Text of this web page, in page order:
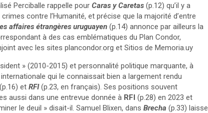
Perciballe rappelle pour Caras y Caretas (p.12) qu’il y a
contre l’Humanité, et précise que la majorité d’entre
affaires étrangères uruguayen (p.14) annonce par ailleurs la
à des cas emblématiques du Plan Condor,
avec les sites plancondor.org et Sitios de Memoria.uy
» (2010-2015) et personnalité politique marquante, à
qui le connaissait bien a largement rendu
(p.16) et RFI(p.23, en français). Ses positions souvent
aussi dans une entrevue donnée à RFI (p.28) en 2023 et
le deuil » disait-il. Samuel Blixen, dans Brecha (p.33) laisse